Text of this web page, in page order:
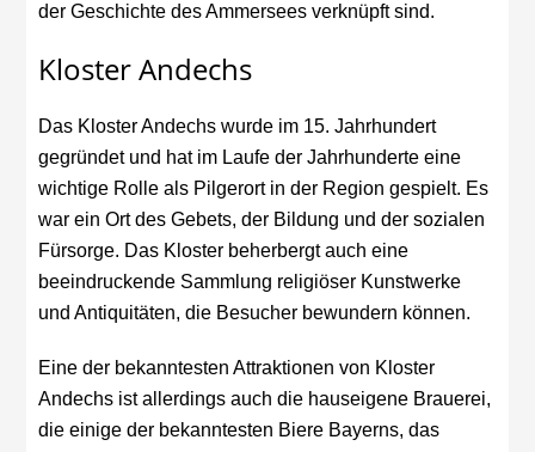
der Geschichte des Ammersees verknüpft sind.
Kloster Andechs
Das Kloster Andechs wurde im 15. Jahrhundert
gegründet und hat im Laufe der Jahrhunderte eine
wichtige Rolle als Pilgerort in der Region gespielt. Es
war ein Ort des Gebets, der Bildung und der sozialen
Fürsorge. Das Kloster beherbergt auch eine
beeindruckende Sammlung religiöser Kunstwerke
und Antiquitäten, die Besucher bewundern können.
Eine der bekanntesten Attraktionen von Kloster
Andechs ist allerdings auch die hauseigene Brauerei,
die einige der bekanntesten Biere Bayerns, das